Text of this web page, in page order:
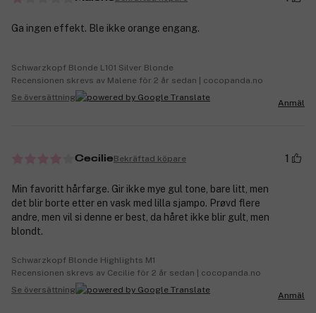
Ga ingen effekt. Ble ikke orange engang.
Schwarzkopf Blonde L101 Silver Blonde
Recensionen skrevs av Malene för 2 år sedan | cocopanda.no
Se översättning
Anmäl
CecilieBekräftad köpare 1
Min favoritt hårfarge. Gir ikke mye gul tone, bare litt, men
det blir borte etter en vask med lilla sjampo. Prøvd flere
andre, men vil si denne er best, da håret ikke blir gult, men
blondt.
Schwarzkopf Blonde Highlights M1
Recensionen skrevs av Cecilie för 2 år sedan | cocopanda.no
Se översättning
Anmäl